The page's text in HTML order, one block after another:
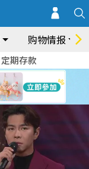
购物情报
定期存款